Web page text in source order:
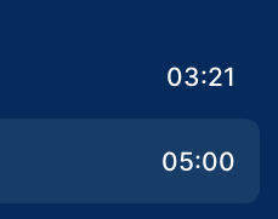
03:21
05:00